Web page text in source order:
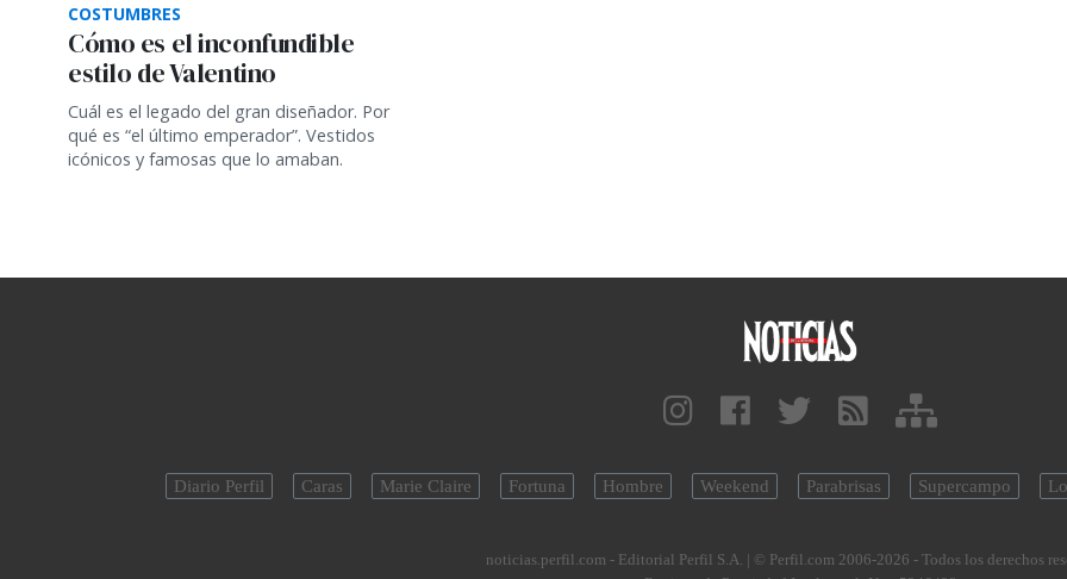
COSTUMBRES
Cómo es el inconfundible
estilo de Valentino
Cuál es el legado del gran diseñador. Por
qué es “el último emperador”. Vestidos
icónicos y famosas que lo amaban.
Diario Perfil Caras Marie Claire Fortuna Hombre Weekend Parabrisas Supercampo
noticias.perfil.com - Editorial Perfil S.A. | © Perfil.com 2006-2026 - Todos los derechos